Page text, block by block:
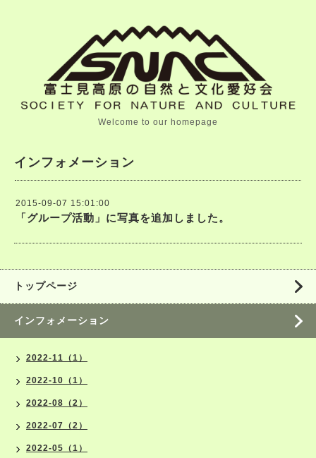
Welcome to our homepage
インフォメーション
2015-09-07 15:01:00
「グループ活動」に写真を追加しました。
トップページ
インフォメーション
2022-11（1）
2022-10（1）
2022-08（2）
2022-07（2）
2022-05（1）